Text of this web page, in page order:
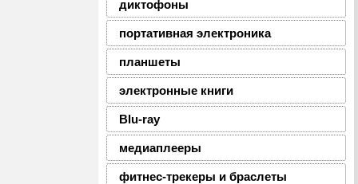
диктофоны
портативная электроника
планшеты
электронные книги
Blu-ray
медиаплееры
фитнес-трекеры и браслеты